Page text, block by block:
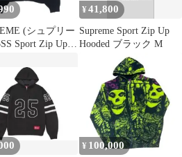
(シュプリー
Sport Zip Up
プアップフーデ
ットスウェット
ー ブラック
¥41,800
Supreme Sport Zip Up
Hooded ブラック M
¥ 100,000